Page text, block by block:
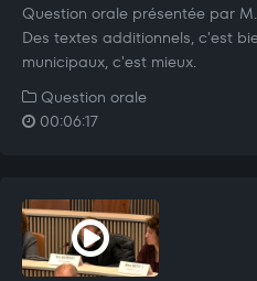
Question orale présentée par
Des textes additionnels, c'est
municipaux, c'est mieux.
Question orale
00:06:17